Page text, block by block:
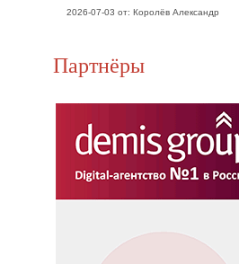
2026-07-03 от: Королёв Александр
Партнёры